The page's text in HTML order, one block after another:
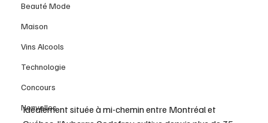
Beauté Mode
Maison
Vins Alcools
Technologie
Concours
Nouvelles
Idéalement située à mi-chemin entre Montréal et